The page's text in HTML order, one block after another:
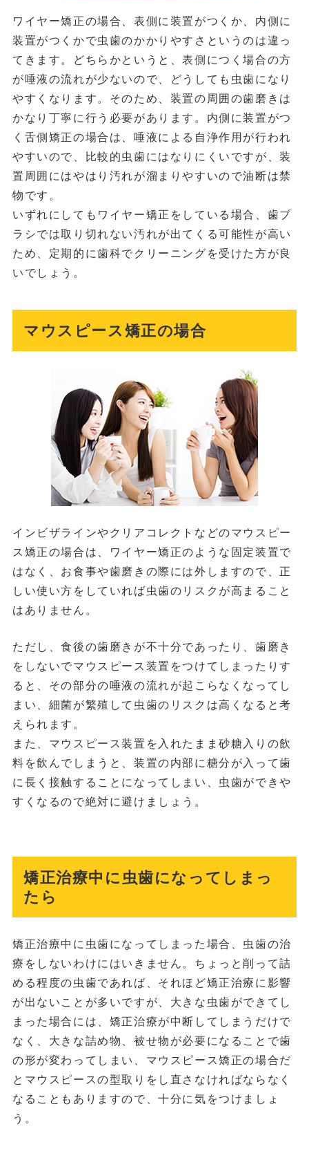
ワイヤー矯正の場合、表側に装置がつくか、内側に
装置がつくかで虫歯のかかりやすさというのは違っ
てきます。どちらかというと、表側につく場合の方
が唾液の流れが少ないので、どうしても虫歯になり
やすくなります。そのため、装置の周囲の歯磨きは
かなり丁寧に行う必要があります。内側に装置がつ
く舌側矯正の場合は、唾液による自浄作用が行われ
やすいので、比較的虫歯にはなりにくいですが、装
置周囲にはやはり汚れが溜まりやすいので油断は禁
物です。
いずれにしてもワイヤー矯正をしている場合、歯ブ
ラシでは取り切れない汚れが出てくる可能性が高い
ため、定期的に歯科でクリーニングを受けた方が良
いでしょう。
マウスピース矯正の場合
インビザラインやクリアコレクトなどのマウスピー
ス矯正の場合は、ワイヤー矯正のような固定装置で
はなく、お食事や歯磨きの際には外しますので、正
しい使い方をしていれば虫歯のリスクが高まること
はありません。
ただし、食後の歯磨きが不十分であったり、歯磨き
をしないでマウスピース装置をつけてしまったりす
ると、その部分の唾液の流れが起こらなくなってし
まい、細菌が繁殖して虫歯のリスクは高くなると考
えられます。
また、マウスピース装置を入れたまま砂糖入りの飲
料を飲んでしまうと、装置の内部に糖分が入って歯
に長く接触することになってしまい、虫歯ができや
すくなるので絶対に避けましょう。
矯正治療中に虫歯になってしまっ
たら
矯正治療中に虫歯になってしまった場合、虫歯の治
療をしないわけにはいきません。ちょっと削って詰
める程度の虫歯であれば、それほど矯正治療に影響
が出ないことが多いですが、大きな虫歯ができてし
まった場合には、矯正治療が中断してしまうだけで
なく、大きな詰め物、被せ物が必要になることで歯
の形が変わってしまい、マウスピース矯正の場合だ
とマウスピースの型取りをし直さなければならなく
なることもありますので、十分に気をつけましょ
う。